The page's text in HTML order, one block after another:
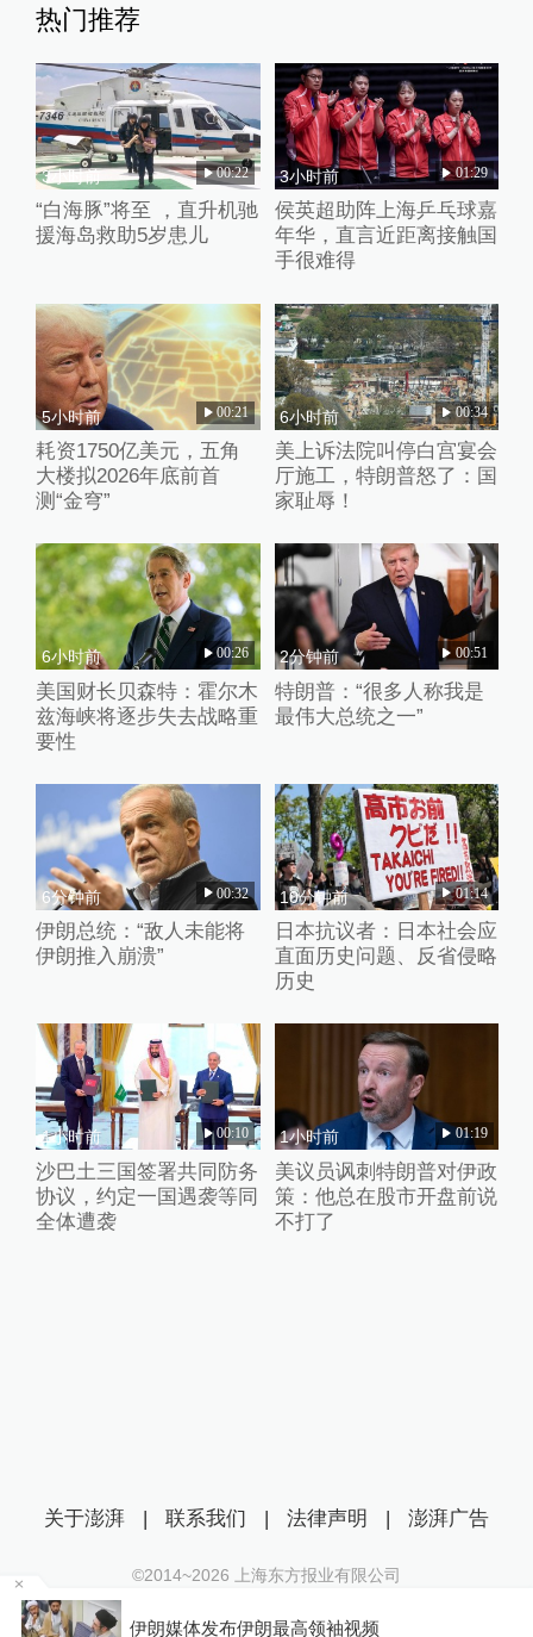
热门推荐
3小时前 00:22
“白海豚”将至 ，直升机驰
援海岛救助5岁患儿
3小时前 01:29
侯英超助阵上海乒乓球嘉
年华，直言近距离接触国
手很难得
5小时前 00:21
耗资1750亿美元，五角
大楼拟2026年底前首
测“金穹”
6小时前 00:34
美上诉法院叫停白宫宴会
厅施工，特朗普怒了：国
家耻辱！
6小时前 00:26
美国财长贝森特：霍尔木
兹海峡将逐步失去战略重
要性
2分钟前 00:51
特朗普：“很多人称我是
最伟大总统之一”
6分钟前 00:32
伊朗总统：“敌人未能将
伊朗推入崩溃”
10分钟前 01:14
日本抗议者：日本社会应
直面历史问题、反省侵略
历史
1小时前 00:10
沙巴土三国签署共同防务
协议，约定一国遇袭等同
全体遭袭
1小时前 01:19
美议员讽刺特朗普对伊政
策：他总在股市开盘前说
不打了
伊朗媒体发布伊朗最高领袖视频
关于澎湃 | 联系我们 | 法律声明 | 澎湃广告
©2014~2026 上海东方报业有限公司
沪ICP证：沪B2-20170116 | 沪ICP备14003370号